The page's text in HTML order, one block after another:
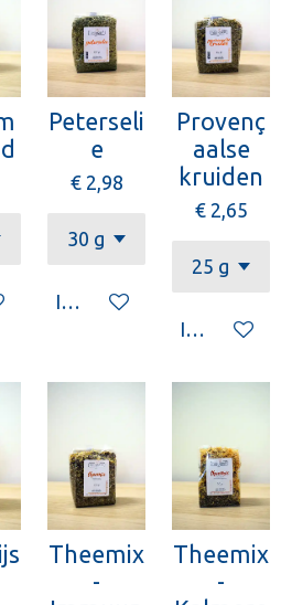
Peterseli
e
€ 2,98
In winkelwagen
Provenç
aalse
kruiden
€ 2,65
In
Theemix
-
Theemix
-